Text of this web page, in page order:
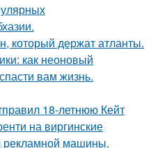
который держат атланты.
как неоновый
вам жизнь.
18-летнюю Кейт
на виргинские
рекламной машины.